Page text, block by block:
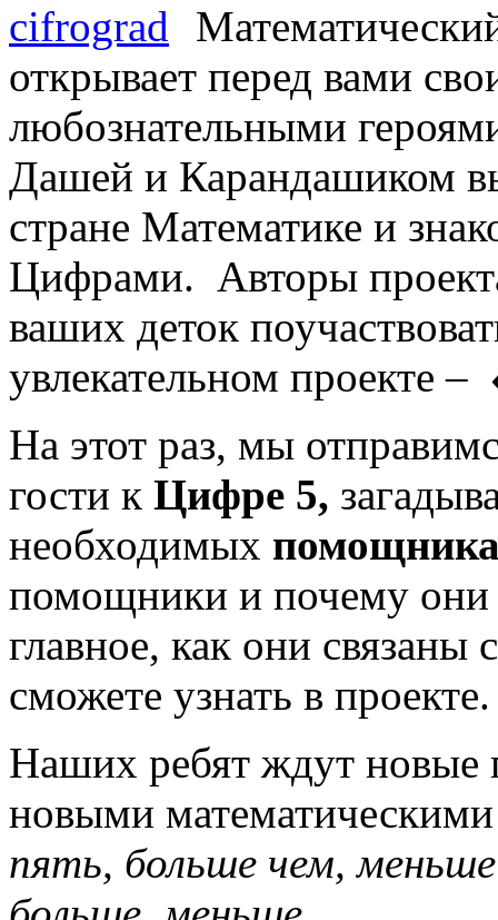
открывает перед вами
любознательными
Дашей и Карандашиком
стране Математике и
Цифрами. Авторы
ваших деток
увлекательном проекте –
На этот раз, мы
гости к Цифре 5,
необходимых
помощники и почему они
главное, как они
сможете узнать в проекте.
Наших ребят ждут новые
новыми
пять, больше чем,